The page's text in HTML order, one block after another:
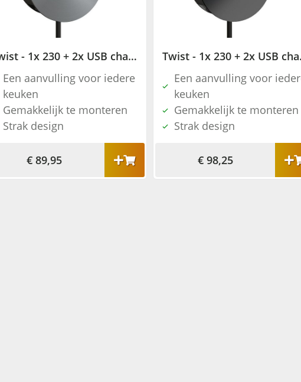
Twist - 1x 230 + 2x USB charger - RVS
Een aanvulling voor iedere
keuken
Gemakkelijk te monteren
Strak design
€ 89,95
Een aanvulling voor
keuken
Gemakkelijk te monteren
Strak design
€ 98,25